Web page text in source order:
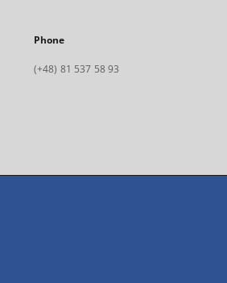
Phone
(+48) 81 537 58 93